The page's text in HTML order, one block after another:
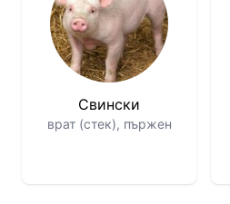
Свински
врат (стек), пържен